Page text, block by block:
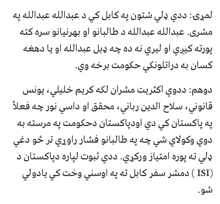
لمړۍ: ددي ډلي شتون په کابل کي د عبدالله عبدالله په
مشری. عبدالله عبدالله د طالبانو او بهرنیانو سره کته
پورته کیږي او لیري نه ده چه ډبل عبدالله او یا دهغه
کسان به دراتلونکي حکومت برخه وي.
دوهم: ددوي اکثریت مشران لکه کریم خلیلي، یونس
قانوني، سلاح الدین رباني، محقق او داسي نور چه فعلأ
په پاکستان کي دي اودپاکستان دحکومت په مرسته به
دوي وکولاي شي چه په طالبانو فشار راوړي تر څو دغي
ډلي ته پوره امتیاز ورکړي. ددي ثبوت لپاره دپاکستان د
(ISI ) دمشر سفر کابل ته په اوسني وخت کي یادولي
شو.